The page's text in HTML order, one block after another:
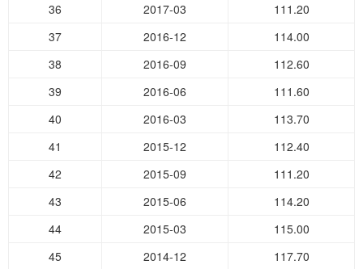
36
2017-03
111.20
37
2016-12
114.00
38
2016-09
112.60
39
2016-06
111.60
40
2016-03
113.70
41
2015-12
112.40
42
2015-09
111.20
43
2015-06
114.20
44
2015-03
115.00
45
2014-12
117.70